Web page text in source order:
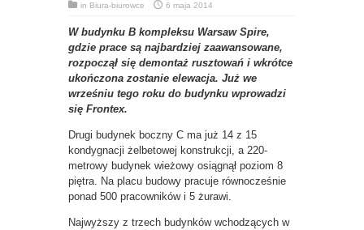
in Biura-biurowce 6 maja 2014
W budynku B kompleksu Warsaw Spire,
gdzie prace są najbardziej zaawansowane,
rozpoczął się demontaż rusztowań i wkrótce
ukończona zostanie elewacja. Już we
wrześniu tego roku do budynku wprowadzi
się Frontex.
Drugi budynek boczny C ma już 14 z 15
kondygnacji żelbetowej konstrukcji, a 220-
metrowy budynek wieżowy osiągnął poziom 8
piętra. Na placu budowy pracuje równocześnie
ponad 500 pracowników i 5 żurawi.
Najwyższy z trzech budynków wchodzących w